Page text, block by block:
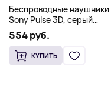
Беспроводные наушники
Sony Pulse 3D, серый
камуфляж
554 руб.
КУПИТЬ